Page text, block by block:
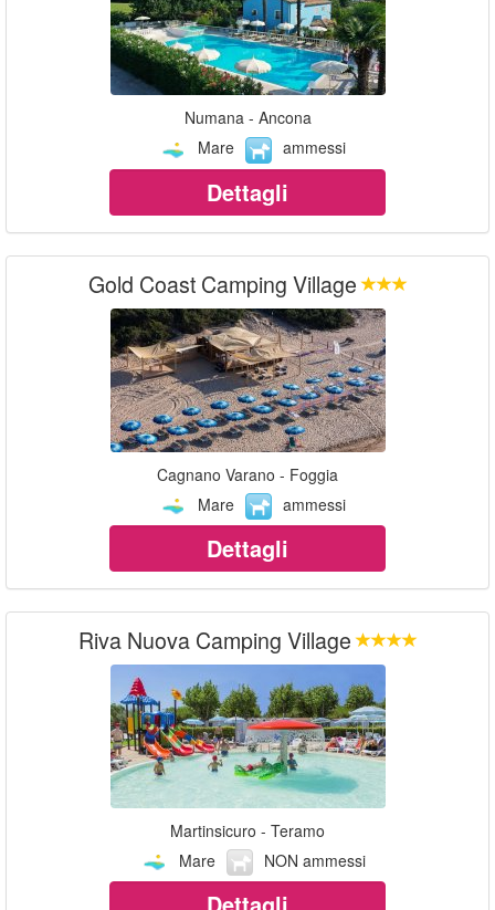
Numana - Ancona
Mare
ammessi
Dettagli
Gold Coast Camping Village
Cagnano Varano - Foggia
Mare
ammessi
Dettagli
Riva Nuova Camping Village
Martinsicuro - Teramo
Mare
NON ammessi